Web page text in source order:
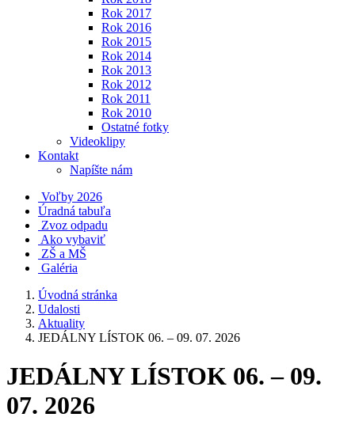
Rok 2017
Rok 2016
Rok 2015
Rok 2014
Rok 2013
Rok 2012
Rok 2011
Rok 2010
Ostatné fotky
Videoklipy
Kontakt
Napíšte nám
Voľby 2026
Úradná tabuľa
Zvoz odpadu
Ako vybaviť
ZŠ a MŠ
Galéria
Úvodná stránka
Udalosti
Aktuality
JEDÁLNY LÍSTOK 06. – 09. 07. 2026
JEDÁLNY LÍSTOK 06. – 09.
07. 2026